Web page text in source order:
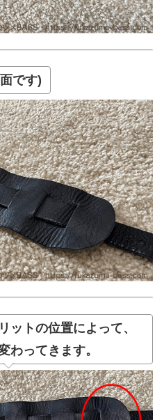
です)
ットの位置によって、
わってきます。